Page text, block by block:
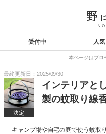
受付中 人
本ページはプロ
最終更新日：2025/09/30
決定
インテリアと
製の蚊取り線
キャンプ場や自宅の庭で使う蚊取